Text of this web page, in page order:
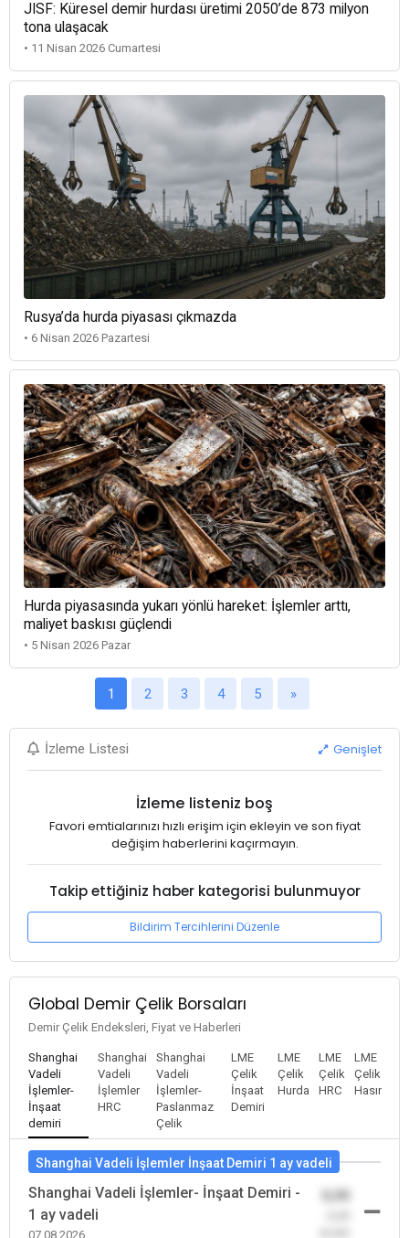
JISF: Küresel demir hurdası üretimi 2050’de 873 milyon
tona ulaşacak
• 11 Nisan 2026 Cumartesi
Rusya’da hurda piyasası çıkmazda
• 6 Nisan 2026 Pazartesi
Hurda piyasasında yukarı yönlü hareket: İşlemler arttı,
maliyet baskısı güçlendi
• 5 Nisan 2026 Pazar
1 2 3 4 5 »
İzleme Listesi Genişlet
İzleme listeniz boş
Favori emtialarınızı hızlı erişim için ekleyin ve son fiyat
değişim haberlerini kaçırmayın.
Takip ettiğiniz haber kategorisi bulunmuyor
Bildirim Tercihlerini Düzenle
Global Demir Çelik Borsaları
Demir Çelik Endeksleri, Fiyat ve Haberleri
Shanghai
Vadeli
İşlemler-
İnşaat
demiri
Shanghai
Vadeli
İşlemler
HRC
Shanghai
Vadeli
İşlemler-
Paslanmaz
Çelik
LME
Çelik
İnşaat
Demiri
LME
Çelik
Hurda
LME
Çelik
HRC
LME
Çelik
Hasır
Shanghai Vadeli İşlemler İnşaat Demiri 1 ay vadeli
Shanghai Vadeli İşlemler- İnşaat Demiri -
1 ay vadeli
07.08.2026
0,00